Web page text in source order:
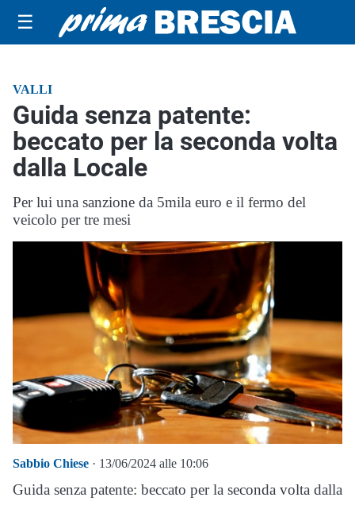
☰
VALLI
Guida senza patente:
beccato per la seconda volta
dalla Locale
Per lui una sanzione da 5mila euro e il fermo del
veicolo per tre mesi
Sabbio Chiese · 13/06/2024 alle 10:06
Guida senza patente: beccato per la seconda volta dalla